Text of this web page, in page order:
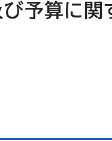
予算に関